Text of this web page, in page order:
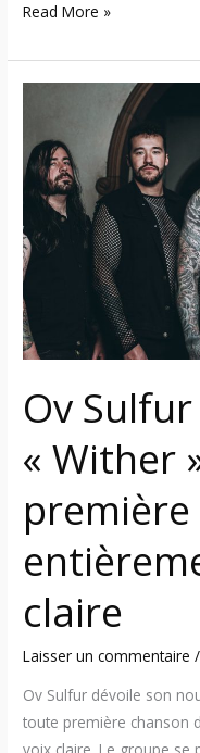
Read More »
Ov
« Wither
claire
Laisser un commentaire
Ov Sulfur dévoile son
toute première chanson
voix claire. Le groupe se
dévoile
« Wither »
leur
première
chanson
entièrement
en
claire